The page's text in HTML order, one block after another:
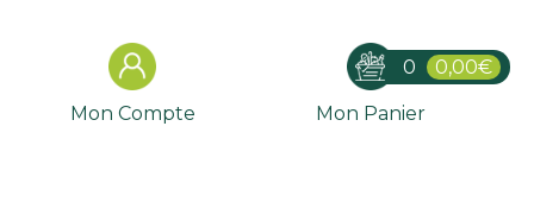
Mon Compte Mon Panier
0 0,00€